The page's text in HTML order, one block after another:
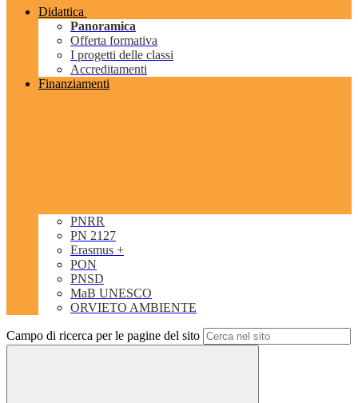
Didattica
Panoramica
Offerta formativa
I progetti delle classi
Accreditamenti
Finanziamenti
PNRR
PN 2127
Erasmus +
PON
PNSD
MaB UNESCO
ORVIETO AMBIENTE
Campo di ricerca per le pagine del sito